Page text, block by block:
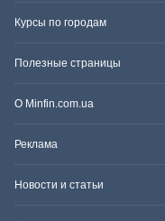
Курсы по городам
Полезные страницы
О Minfin.com.ua
Реклама
Новости и статьи